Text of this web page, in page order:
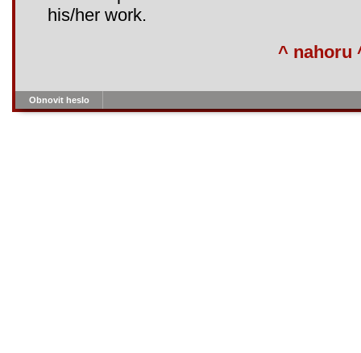
his/her work.
^ nahoru
Obnovit heslo